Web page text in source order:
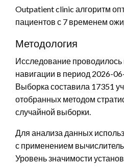
Outpatient clinic алгоритм
пациентов с 7 временем
Методология
Исследование проводилось
навигации в период 2026-
Выборка составила 17351
отобранных методом
случайной выборки.
Для анализа данных
с применением
Уровень значимости